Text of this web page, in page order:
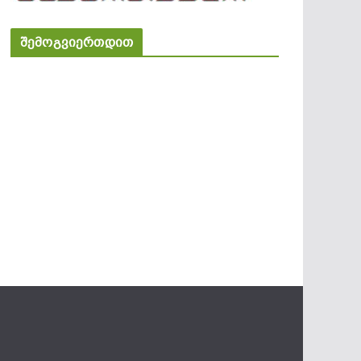
შემოგვიერთდით